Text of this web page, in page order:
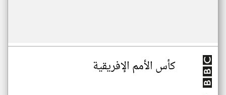
كأس الأمم الإفريقية